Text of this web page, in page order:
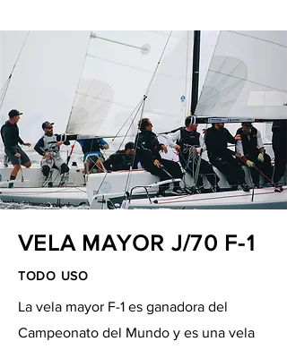
VELA MAYOR J/70 F-1
TODO USO
La vela mayor F-1 es ganadora del
Campeonato del Mundo y es una vela